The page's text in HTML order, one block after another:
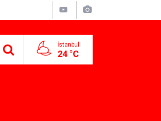
İstanbul
24 °C